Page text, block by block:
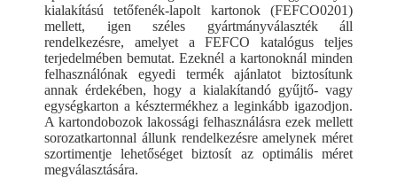
kialakítású tetőfenék-lapolt kartonok (FEFCO0201)
mellett, igen széles gyártmányválaszték áll
rendelkezésre, amelyet a FEFCO katalógus teljes
terjedelmében bemutat. Ezeknél a kartonoknál minden
felhasználónak egyedi termék ajánlatot biztosítunk
annak érdekében, hogy a kialakítandó gyűjtő- vagy
egységkarton a késztermékhez a leginkább igazodjon.
A kartondobozok lakossági felhasználásra ezek mellett
sorozatkartonnal állunk rendelkezésre amelynek méret
szortimentje lehetőséget biztosít az optimális méret
megválasztására.